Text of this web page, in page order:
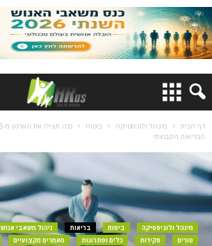
דף הבית מינהל ולוגיסטיקה ביטוח
הבריאות הקבוצתי
מינהל ולוגיסטיקה ביטוח בריאות ניהול משאבי אנוש
טורים
סקירות כלים ופתרונות מאמרים מקצועיים